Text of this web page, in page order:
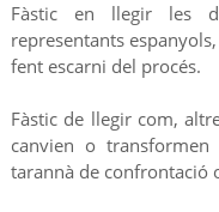
Fàstic en llegir les
representants
fent escarni del procés.
Fàstic de llegir com,
canvien o
tarannà de confrontació